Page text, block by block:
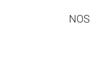
NOS